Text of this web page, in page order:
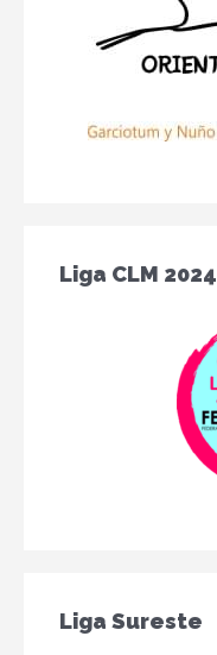
Liga CLM 2024
Liga Sureste